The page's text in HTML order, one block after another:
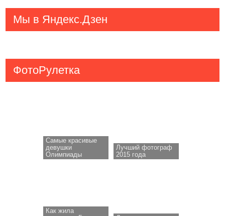
Мы в Яндекс.Дзен
ФотоРулетка
Самые красивые
девушки
Олимпиады
Лучший фотограф
2015 года
Как жила